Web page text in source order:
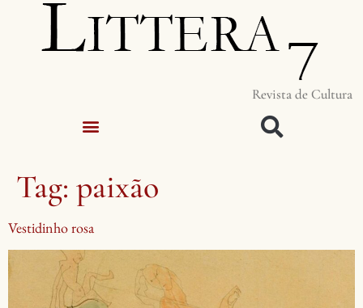
Revista de Cultura
Tag: paixão
Vestidinho rosa